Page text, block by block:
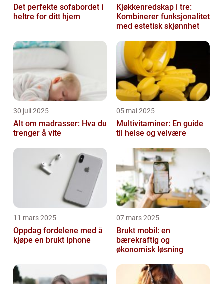
Det perfekte sofabordet i
heltre for ditt hjem
Kjøkkenredskap i tre:
Kombinerer funksjonalitet
med estetisk skjønnhet
30 juli 2025
Alt om madrasser: Hva du
trenger å vite
05 mai 2025
Multivitaminer: En guide
til helse og velvære
11 mars 2025
Oppdag fordelene med å
kjøpe en brukt iphone
07 mars 2025
Brukt mobil: en
bærekraftig og
økonomisk løsning